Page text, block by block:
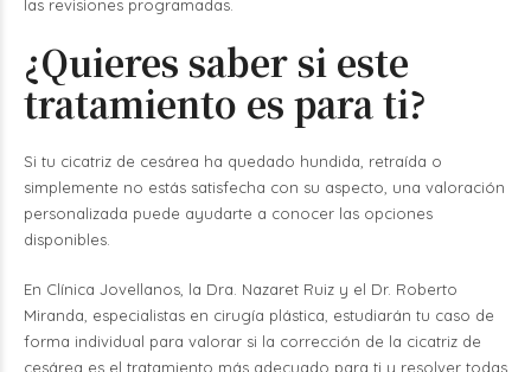
las revisiones programadas.
¿Quieres saber si este
tratamiento es para ti?
Si tu cicatriz de cesárea ha quedado hundida, retraída o
simplemente no estás satisfecha con su aspecto, una valoración
personalizada puede ayudarte a conocer las opciones
disponibles.
En Clínica Jovellanos, la Dra. Nazaret Ruiz y el Dr. Roberto
Miranda, especialistas en cirugía plástica, estudiarán tu caso de
forma individual para valorar si la corrección de la cicatriz de
cesárea es el tratamiento más adecuado para ti y resolver todas